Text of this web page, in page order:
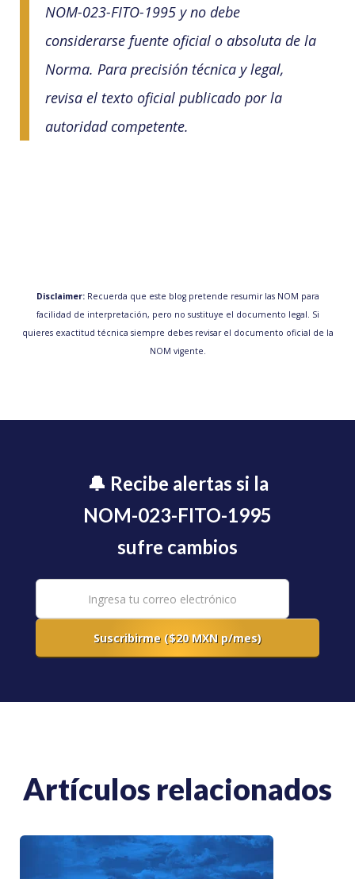
NOM-023-FITO-1995 y no debe
considerarse fuente oficial o absoluta de la
Norma. Para precisión técnica y legal,
revisa el texto oficial publicado por la
autoridad competente.
Disclaimer: Recuerda que este blog pretende resumir las NOM para
facilidad de interpretación, pero no sustituye el documento legal. Si
quieres exactitud técnica siempre debes revisar el documento oficial de la
NOM vigente.
🔔 Recibe alertas si la
NOM-023-FITO-1995
sufre cambios
Artículos relacionados